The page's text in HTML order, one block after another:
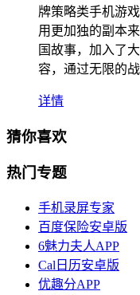
牌策略类手机游
用更加独的副本
国故事，加入了
容，通过无限的
详情
猜你喜欢
热门专题
手机录屏专家
百度保险安卓版
6魅力夫人APP
Cal日历安卓版
优趣分APP